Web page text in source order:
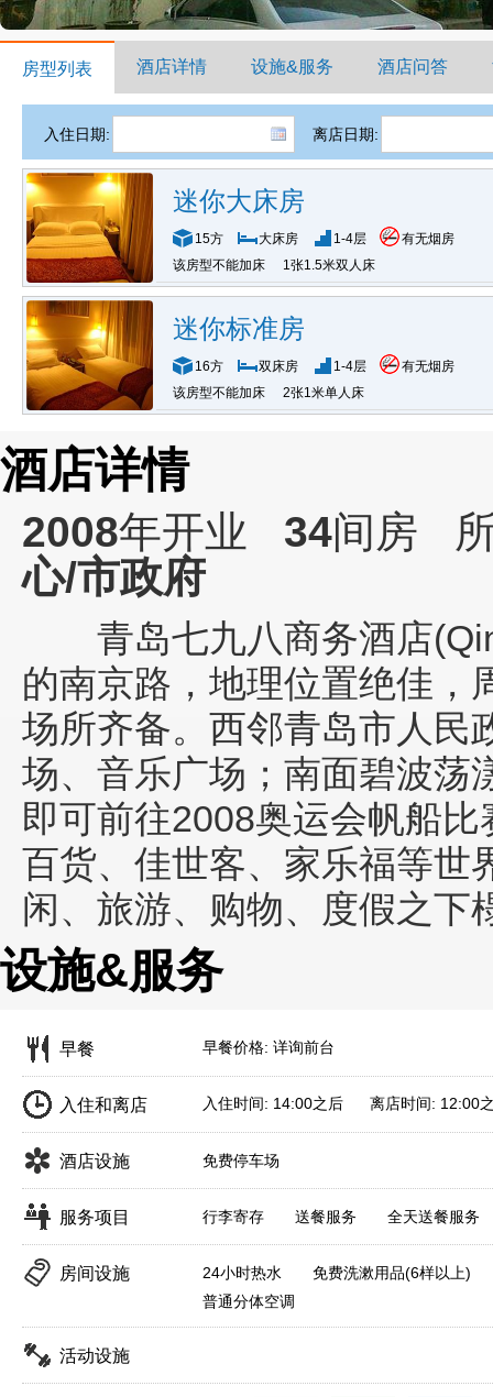
房型列表 酒店详情 设施&服务 酒店问答
入住日期: 离店日期:
迷你大床房
15方 大床房 1-4层
有无烟房
该房型不能加床
1张1.5米双人床
迷你标准房
16方 双床房 1-4层
有无烟房
该房型不能加床
2张1米单人床
酒店详情
2008年开业 34间房
心/市政府
青岛七九八商务酒店
的南京路，地理位置绝佳，
场所齐备。西邻青岛市人民
场、音乐广场；南面碧波荡
即可前往2008奥运会帆船
百货、佳世客、家乐福等世
闲、旅游、购物、度假之下
设施&服务
早餐 早餐价格: 详询前台
入住和离店 入住时间: 14:00之后 离店时间: 12:00
酒店设施 免费停车场
服务项目 行李寄存 送餐服务 全天送餐服务
房间设施 24小时热水
免费洗漱用品(6样以上)
普通分体空调
活动设施